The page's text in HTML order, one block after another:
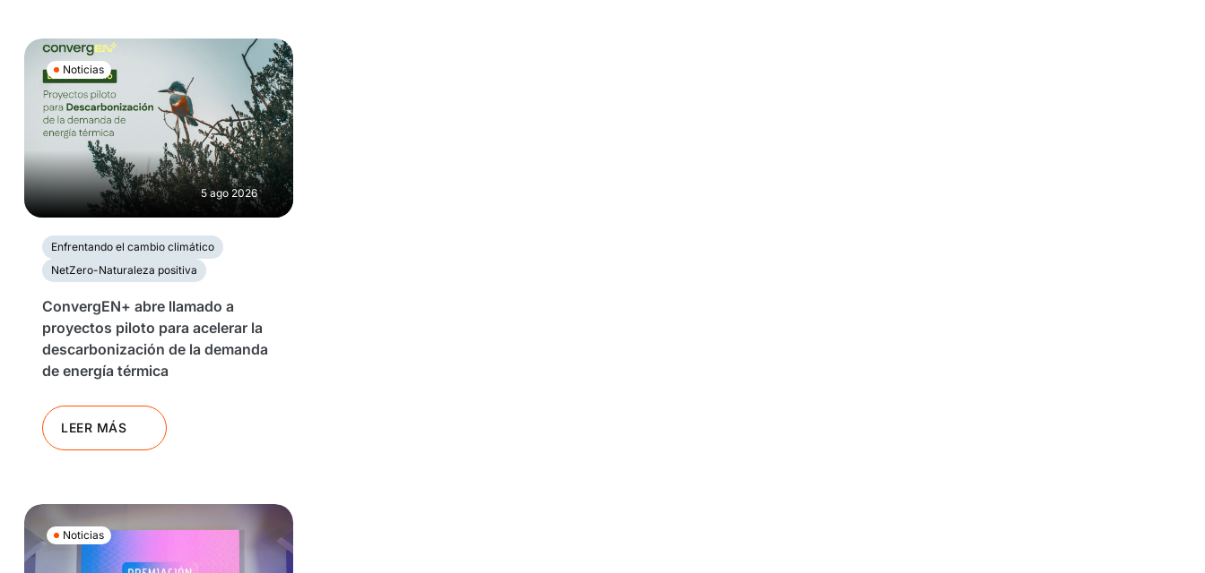
Noticias
5 ago 2026
Enfrentando el cambio climático
NetZero-Naturaleza positiva
ConvergEN+ abre llamado a
proyectos piloto para acelerar la
descarbonización de la demanda
de energía térmica
LEER MÁS
Noticias